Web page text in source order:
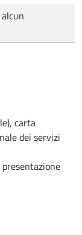
carta
dei servizi